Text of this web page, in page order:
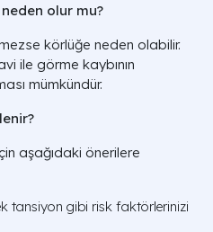
olur mu?
körlüğe neden olabilir.
ile görme kaybının
mümkündür.
aşağıdaki önerilere
tansiyon gibi risk faktörlerinizi